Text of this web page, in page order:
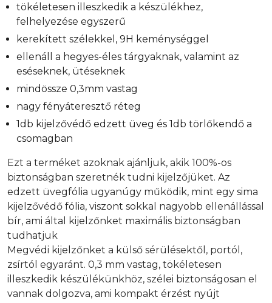
tökéletesen illeszkedik a készülékhez,
felhelyezése egyszerű
kerekített szélekkel, 9H keménységgel
ellenáll a hegyes-éles tárgyaknak, valamint az
eséseknek, ütéseknek
mindössze 0,3mm vastag
nagy fényáteresztő réteg
1db kijelzővédő edzett üveg és 1db törlőkendő a
csomagban
Ezt a terméket azoknak ajánljuk, akik 100%-os
biztonságban szeretnék tudni kijelzőjüket. Az
edzett üvegfólia ugyanúgy működik, mint egy sima
kijelzővédő fólia, viszont sokkal nagyobb ellenállással
bír, ami által kijelzőnket maximális biztonságban
tudhatjuk
Megvédi kijelzőnket a külső sérülésektől, portól,
zsírtól egyaránt. 0,3 mm vastag, tökéletesen
illeszkedik készülékünkhöz, szélei biztonságosan el
vannak dolgozva, ami kompakt érzést nyújt